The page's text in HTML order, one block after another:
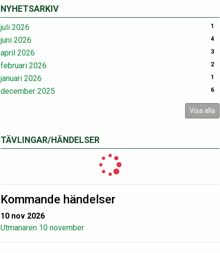
NYHETSARKIV
juli 2026 1
juni 2026 4
april 2026 3
februari 2026 2
januari 2026 1
december 2025 6
Visa alla
TÄVLINGAR/HÄNDELSER
Kommande händelser
10 nov 2026
Utmanaren 10 november